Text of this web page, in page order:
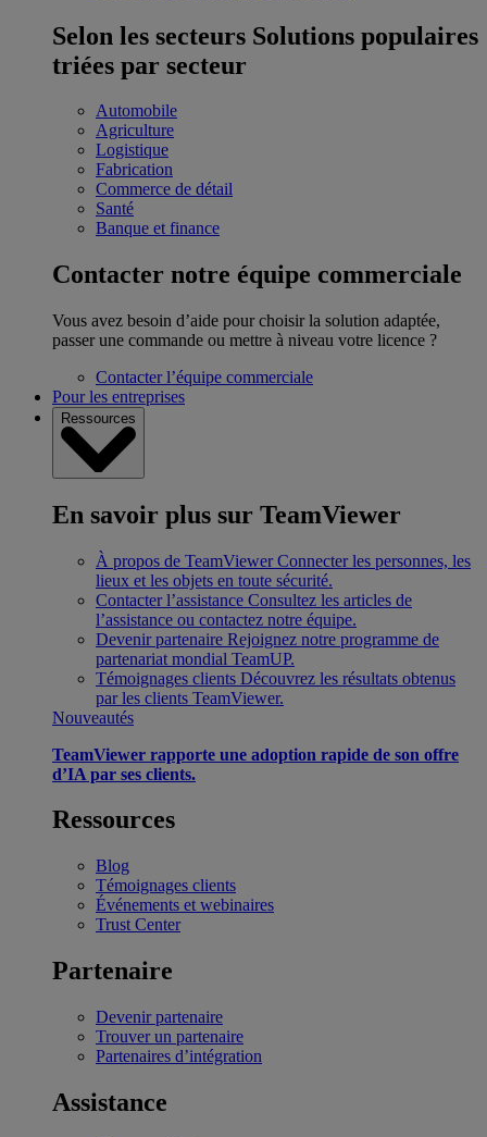
Selon les secteurs Solutions populaires
triées par secteur
Automobile
Agriculture
Logistique
Fabrication
Commerce de détail
Santé
Banque et finance
Contacter notre équipe commerciale
Vous avez besoin d’aide pour choisir la solution adaptée,
passer une commande ou mettre à niveau votre licence ?
Contacter l’équipe commerciale
Pour les entreprises
Ressources
En savoir plus sur TeamViewer
À propos de TeamViewer Connecter les personnes, les
lieux et les objets en toute sécurité.
Contacter l’assistance Consultez les articles de
l’assistance ou contactez notre équipe.
Devenir partenaire Rejoignez notre programme de
partenariat mondial TeamUP.
Témoignages clients Découvrez les résultats obtenus
par les clients TeamViewer.
Nouveautés
TeamViewer rapporte une adoption rapide de son offre
d’IA par ses clients.
Ressources
Blog
Témoignages clients
Événements et webinaires
Trust Center
Partenaire
Devenir partenaire
Trouver un partenaire
Partenaires d’intégration
Assistance